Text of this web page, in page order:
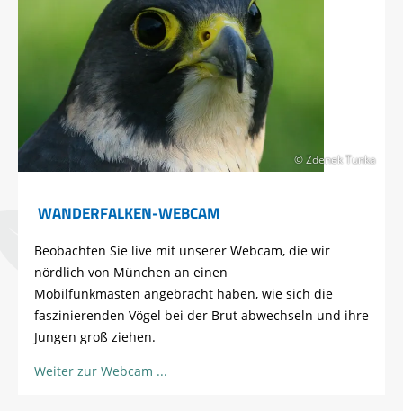
© Zdenek Tunka
WANDERFALKEN-WEBCAM
Beobachten Sie live mit unserer Webcam, die wir
nördlich von München an einen
Mobilfunkmasten angebracht haben, wie sich die
faszinierenden Vögel bei der Brut abwechseln und ihre
Jungen groß ziehen.
Weiter zur Webcam